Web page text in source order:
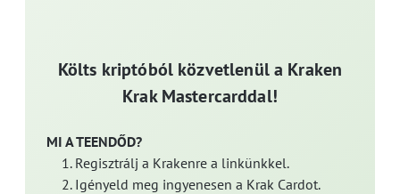
Költs kriptóból közvetlenül a Kraken
Krak Mastercarddal!
MI A TEENDŐD?
Regisztrálj a Krakenre a linkünkkel.
Igényeld meg ingyenesen a Krak Cardot.